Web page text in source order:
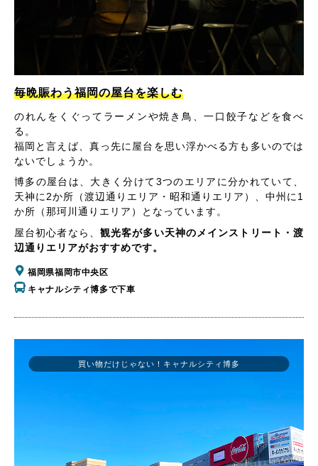
毎晩賑わう福岡の屋台を楽しむ
のれんをくぐってラーメンや焼き鳥、一口餃子などを食べ
る。
福岡と言えば、真っ先に屋台を思い浮かべる方も多いのでは
ないでしょうか。
博多の屋台は、大きく分けて3つのエリアに分かれていて、
天神に2か所（渡辺通りエリア・昭和通りエリア）、中州に1
か所（那珂川通りエリア）となっています。
屋台初心者なら、 観光客が多い天神のメインストリート・渡
辺通りエリアがおすすめです。
福岡県福岡市中央区
キャナルシティ博多で下車
買い物だけじゃない！キャナルシティ博多